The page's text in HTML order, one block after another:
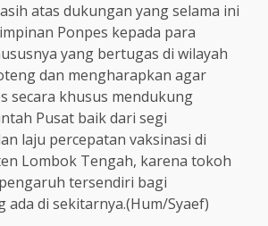
atas dukungan yang selama ini
Ponpes kepada para
yang bertugas di wilayah
dan mengharapkan agar
secara khusus mendukung
Pusat baik dari segi
laju percepatan vaksinasi di
Lombok Tengah, karena tokoh
tersendiri bagi
ada di sekitarnya.(Hum/Syaef)